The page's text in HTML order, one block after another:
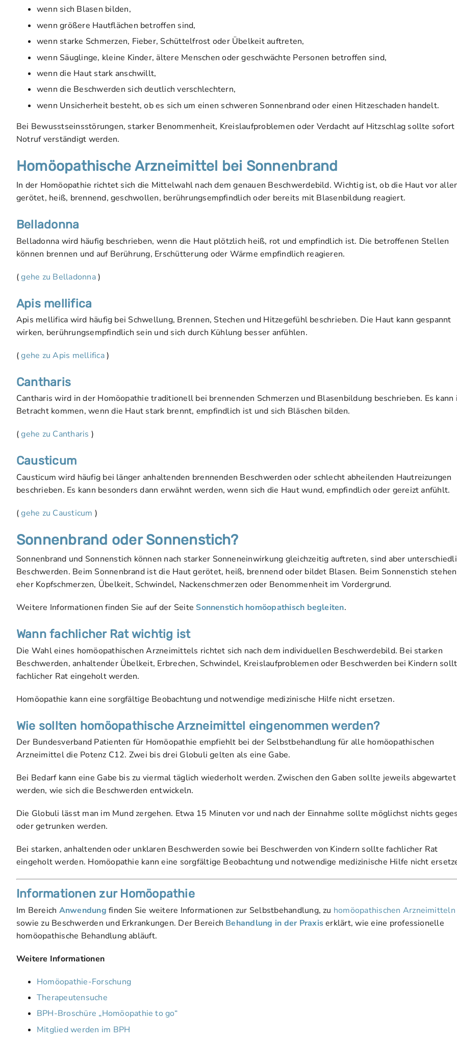
wenn sich Blasen bilden,
wenn größere Hautflächen betroffen sind,
wenn starke Schmerzen, Fieber, Schüttelfrost oder Übelkeit auftreten,
wenn Säuglinge, kleine Kinder, ältere Menschen oder geschwächte Personen betroffen sind,
wenn die Haut stark anschwillt,
wenn die Beschwerden sich deutlich verschlechtern,
wenn Unsicherheit besteht, ob es sich um einen schweren Sonnenbrand oder einen Hitzeschaden handelt.
Bei Bewusstseinsstörungen, starker Benommenheit, Kreislaufproblemen oder Verdacht auf Hitzschlag sollte sofort
Notruf verständigt werden.
Homöopathische Arzneimittel bei Sonnenbrand
In der Homöopathie richtet sich die Mittelwahl nach dem genauen Beschwerdebild. Wichtig ist, ob die Haut vor
gerötet, heiß, brennend, geschwollen, berührungsempfindlich oder bereits mit Blasenbildung reagiert.
Belladonna
Belladonna wird häufig beschrieben, wenn die Haut plötzlich heiß, rot und empfindlich ist. Die betroffenen Stellen
können brennen und auf Berührung, Erschütterung oder Wärme empfindlich reagieren.
(gehe zu Belladonna)
Apis mellifica
Apis mellifica wird häufig bei Schwellung, Brennen, Stechen und Hitzegefühl beschrieben. Die Haut kann gespannt
wirken, berührungsempfindlich sein und sich durch Kühlung besser anfühlen.
(gehe zu Apis mellifica)
Cantharis
Cantharis wird in der Homöopathie traditionell bei brennenden Schmerzen und Blasenbildung beschrieben. Es kann
Betracht kommen, wenn die Haut stark brennt, empfindlich ist und sich Bläschen bilden.
(gehe zu Cantharis )
Causticum
Causticum wird häufig bei länger anhaltenden brennenden Beschwerden oder schlecht abheilenden Hautreizungen
beschrieben. Es kann besonders dann erwähnt werden, wenn sich die Haut wund, empfindlich oder gereizt anfühlt.
(gehe zu Causticum )
Sonnenbrand oder Sonnenstich?
Sonnenbrand und Sonnenstich können nach starker Sonneneinwirkung gleichzeitig auftreten, sind aber
Beschwerden. Beim Sonnenbrand ist die Haut gerötet, heiß, brennend oder bildet Blasen. Beim Sonnenstich stehen
eher Kopfschmerzen, Übelkeit, Schwindel, Nackenschmerzen oder Benommenheit im Vordergrund.
Weitere Informationen finden Sie auf der Seite Sonnenstich homöopathisch begleiten.
Wann fachlicher Rat wichtig ist
Die Wahl eines homöopathischen Arzneimittels richtet sich nach dem individuellen Beschwerdebild. Bei starken
Beschwerden, anhaltender Übelkeit, Erbrechen, Schwindel, Kreislaufproblemen oder Beschwerden bei Kindern
fachlicher Rat eingeholt werden.
Homöopathie kann eine sorgfältige Beobachtung und notwendige medizinische Hilfe nicht ersetzen.
Wie sollten homöopathische Arzneimittel eingenommen werden?
Der Bundesverband Patienten für Homöopathie empfiehlt bei der Selbstbehandlung für alle homöopathischen
Arzneimittel die Potenz C12. Zwei bis drei Globuli gelten als eine Gabe.
Bei Bedarf kann eine Gabe bis zu viermal täglich wiederholt werden. Zwischen den Gaben sollte jeweils abgewartet
werden, wie sich die Beschwerden entwickeln.
Die Globuli lässt man im Mund zergehen. Etwa 15 Minuten vor und nach der Einnahme sollte möglichst nichts
oder getrunken werden.
Bei starken, anhaltenden oder unklaren Beschwerden sowie bei Beschwerden von Kindern sollte fachlicher Rat
eingeholt werden. Homöopathie kann eine sorgfältige Beobachtung und notwendige medizinische Hilfe nicht
Informationen zur Homöopathie
Im Bereich Anwendung finden Sie weitere Informationen zur Selbstbehandlung, zu homöopathischen Arzneimitteln
sowie zu Beschwerden und Erkrankungen. Der Bereich Behandlung in der Praxiserklärt, wie eine professionelle
homöopathische Behandlung abläuft.
Weitere Informationen
Homöopathie-Forschung
Therapeutensuche
BPH-Broschüre „Homöopathie to go“
Mitglied werden im BPH